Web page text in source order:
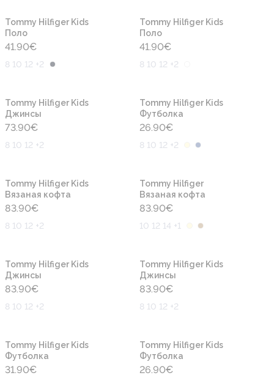
Tommy Hilfiger Kids
Поло
41.90€
8 10 12 +2
Tommy Hilfiger Kids
Поло
41.90€
8 10 12 +2
Tommy Hilfiger Kids
Джинсы
73.90€
8 10 12 +2
Tommy Hilfiger Kids
Футболка
26.90€
8 10 12 +2
Tommy Hilfiger Kids
Вязаная кофта
83.90€
8 10 12 +2
Tommy Hilfiger
Вязаная кофта
83.90€
10 12 14 +1
Tommy Hilfiger Kids
Джинсы
83.90€
8 10 12 +2
Tommy Hilfiger Kids
Джинсы
83.90€
8 10 12 +2
Tommy Hilfiger Kids
Футболка
31.90€
Tommy Hilfiger Kids
Футболка
26.90€